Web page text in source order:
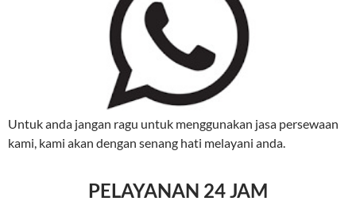
Untuk anda jangan ragu untuk menggunakan jasa persewaan
kami, kami akan dengan senang hati melayani anda.
PELAYANAN 24 JAM